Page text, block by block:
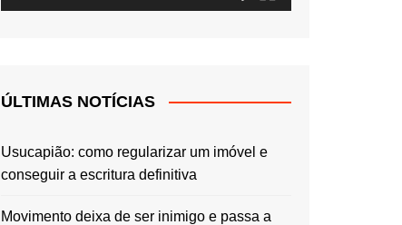
ÚLTIMAS NOTÍCIAS
Usucapião: como regularizar um imóvel e
conseguir a escritura definitiva
Movimento deixa de ser inimigo e passa a